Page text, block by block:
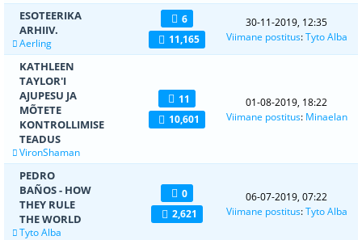
ESOTEERIKA
ARHIIV.
Aerling
6
11,165
30-11-2019, 12:35
Viimane postitus:Tyto Alba
KATHLEEN
TAYLOR'I
AJUPESU JA
MÕTETE
KONTROLLIMISE
TEADUS
VironShaman
11
10,601
01-08-2019, 18:22
Viimane postitus: Minaelan
PEDRO
BAÑOS - HOW
THEY RULE
THE WORLD
Tyto Alba
0
2,621
06-07-2019, 07:22
Viimane postitus:Tyto Alba